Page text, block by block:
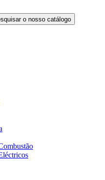
o nosso catálogo